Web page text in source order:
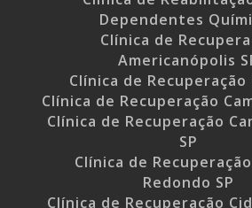
Dependentes
Clínica de
Americanópolis
Clínica de Recuperação
Clínica de Recuperação
Clínica de Recuperação
SP
Clínica de
Redondo SP
Clínica de Recuperação